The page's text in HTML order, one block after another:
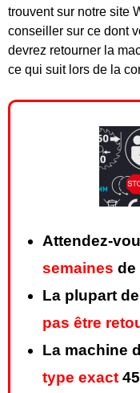
trouvent sur notre site
conseiller sur ce dont
devrez retourner la
ce qui suit lors de la
Attendez-
semaines de
La plupart
pas être
La machine
type exact